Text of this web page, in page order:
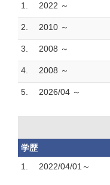
1.
2022 ～
2. 2010 ～
3. 2008 ～
4. 2008 ～
5. 2026/04 ～
学歴
1.
2022/04/01～